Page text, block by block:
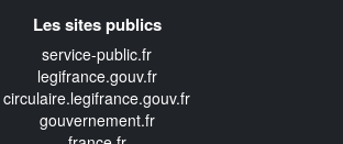
Les sites publics
service-public.fr
legifrance.gouv.fr
circulaire.legifrance.gouv.fr
gouvernement.fr